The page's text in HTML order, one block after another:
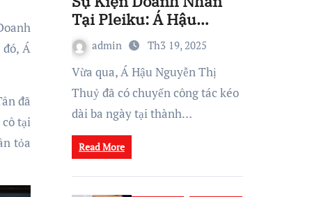
Á
đã
tại
tỏa
Tại Pleiku: Á Hậu
Nguyễn Thị Thuỷ Góp
Phần Xây Dựng Hệ Sinh
Thái Kinh Doanh Vững
Mạnh
admin Th3 19, 2025
Vừa qua, Á Hậu Nguyễn Thị
Thuỷ đã có chuyến công tác kéo
dài ba ngày tại thành…
Read More